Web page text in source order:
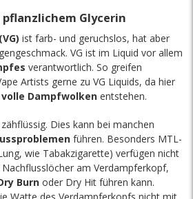
Glycerin
ist farb- und geruchslos, hat aber
VG ist im Liquid vor allem
verantwortlich. So greifen
Artists gerne zu VG Liquids, da hier
Dampfwolken entstehen.
Dieskann bei manchen
führen. Besonders MTL-
wie Tabakzigarette) verfügen nicht
am Verdampferkopf,
Burn oder Dry Hit führen kann.
Watte des Verdampferkopfs nicht mit